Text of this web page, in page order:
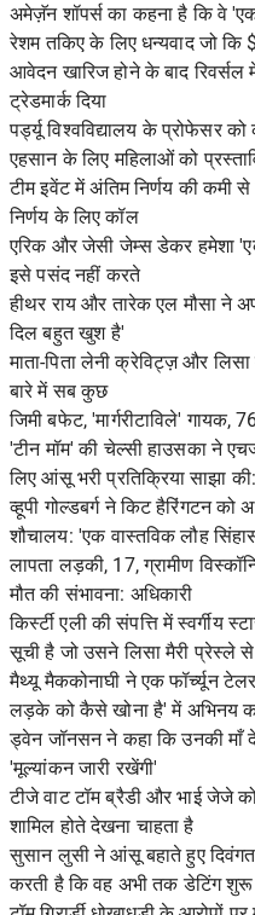
अमेज़ॅन शॉपर्स का कहना है कि वे
रेशम तकिए के लिए धन्यवाद जो कि
आवेदन खारिज होने के बाद
ट्रेडमार्क दिया
पर्ड्यू विश्वविद्यालय के प्रोफेसर
एहसान के लिए महिलाओं को
टीम इवेंट में अंतिम निर्णय की कमी
निर्णय के लिए कॉल
एरिक और जेसी जेम्स डेकर हमेशा
इसे पसंद नहीं करते
हीथर राय और तारेक एल मौसा ने
दिल बहुत खुश है'
माता-पिता लेनी क्रेविट्ज़ और
बारे में सब कुछ
जिमी बफेट, 'मार्गरीटाविले' गायक,
'टीन मॉम' की चेल्सी हाउसका ने
लिए आंसू भरी प्रतिक्रिया साझा
व्हूपी गोल्डबर्ग ने किट हैरिंगटन
शौचालय: 'एक वास्तविक लौह
लापता लड़की, 17, ग्रामीण
मौत की संभावना: अधिकारी
किर्स्टी एली की संपत्ति में स्वर्गीय
सूची है जो उसने लिसा मैरी प्रेस्ले से
मैथ्यू मैककोनाघी ने एक फॉर्च्यून
लड़के को कैसे खोना है' में अभिनय
ड्वेन जॉनसन ने कहा कि उनकी माँ
'मूल्यांकन जारी रखेंगी'
टीजे वाट टॉम ब्रैडी और भाई
शामिल होते देखना चाहता है
सुसान लुसी ने आंसू बहाते हुए दिवंगत
करती है कि वह अभी तक डेटिंग